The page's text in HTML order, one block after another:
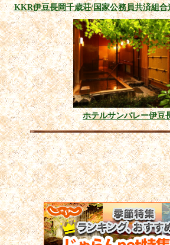
KKR伊豆長岡千歳荘/国家公務員共済組
ホテルサンバレー伊豆